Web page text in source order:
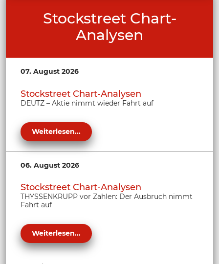
Stockstreet Chart-
Analysen
07. August 2026
Stockstreet Chart-Analysen
DEUTZ – Aktie nimmt wieder Fahrt auf
Weiterlesen...
06. August 2026
Stockstreet Chart-Analysen
THYSSENKRUPP vor Zahlen: Der Ausbruch nimmt
Fahrt auf
Weiterlesen...